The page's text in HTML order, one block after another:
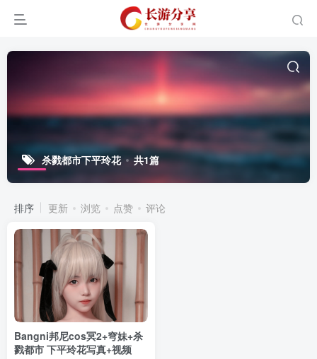
杀戮都市下平玲花 共1篇
排序 更新 浏览 点赞 评论
Bangni邦尼cos冥2+穹妹+杀
戮都市 下平玲花写真+视频